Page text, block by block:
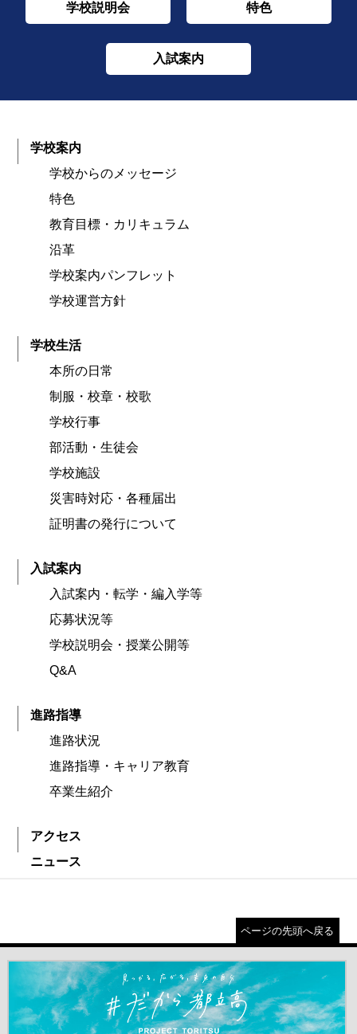
学校説明会 特色
入試案内
学校案内
学校からのメッセージ
特色
教育目標・カリキュラム
沿革
学校案内パンフレット
学校運営方針
学校生活
本所の日常
制服・校章・校歌
学校行事
部活動・生徒会
学校施設
災害時対応・各種届出
証明書の発行について
入試案内
入試案内・転学・編入学等
応募状況等
学校説明会・授業公開等
Q&A
進路指導
進路状況
進路指導・キャリア教育
卒業生紹介
アクセス
ニュース
ページの先頭へ戻る
＃だから都立高（別ウインドウが開きます）